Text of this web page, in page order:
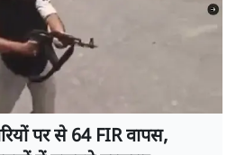
पर से 64 FIR वापस,